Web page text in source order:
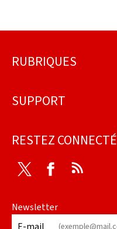
Pied
page
RUBRIQUES
SUPPORT
RESTEZ CONNECTÉ
Twitter Facebook
Newsletter
E-mail